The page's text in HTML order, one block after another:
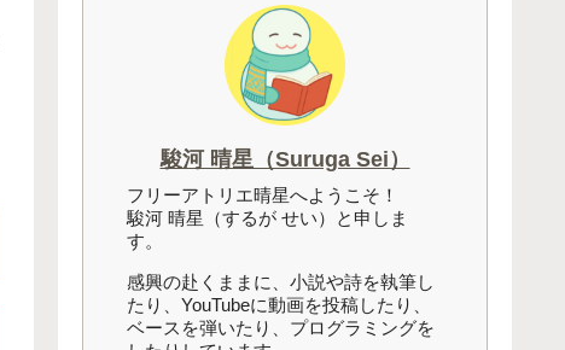
駿河 晴星（Suruga Sei）
フリーアトリエ晴星へようこそ！
駿河 晴星（するが せい）と申しま
す。
感興の赴くままに、小説や詩を執筆し
たり、YouTubeに動画を投稿したり、
ベースを弾いたり、プログラミングを